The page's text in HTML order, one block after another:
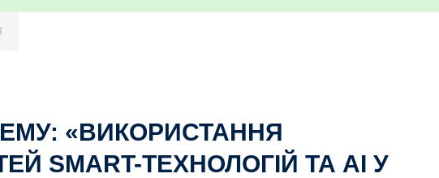
«ВИКОРИСТАННЯ
SMART-ТЕХНОЛОГІЙ ТА AI У